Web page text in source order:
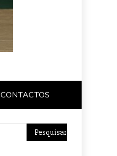
CONTACTOS